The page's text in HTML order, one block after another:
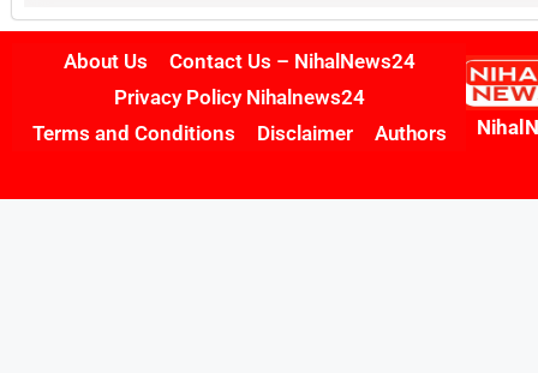
About Us
Contact Us – NihalNews24
Privacy Policy Nihalnews24
Terms and Conditions
Disclaimer Authors